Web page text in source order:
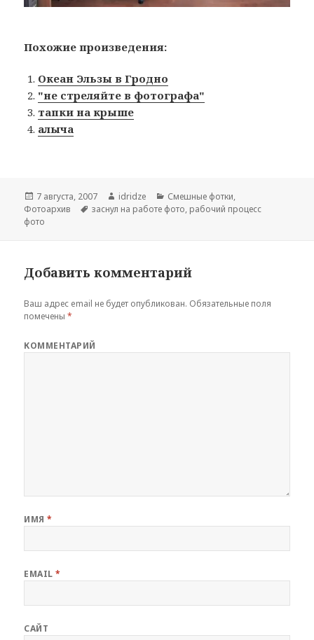
Похожие произведения:
Океан Эльзы в Гродно
"не стреляйте в фотографа"
тапки на крыше
алыча
Опубликовано
7 августа, 2007 Автор
idridze Рубрики
Смешные фотки,
Фотоархив
Метки
заснул на работе фото, рабочий процесс
фото
Добавить комментарий
Ваш адрес email не будет опубликован. Обязательные поля
помечены*
КОММЕНТАРИЙ
ИМЯ*
EMAIL*
САЙТ